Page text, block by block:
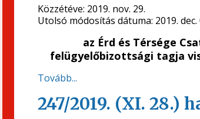
Közzétéve: 2019. nov. 29.
Utolsó módosítás dátuma: 2019. dec.
az Érd és Térsége
felügyelőbizottsági tagja
Tovább...
247/2019. (XI. 28.)